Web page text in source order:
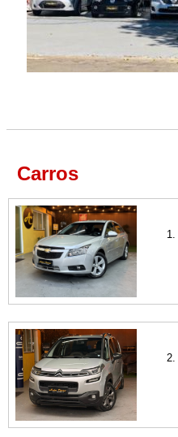
Carros
1.
2.